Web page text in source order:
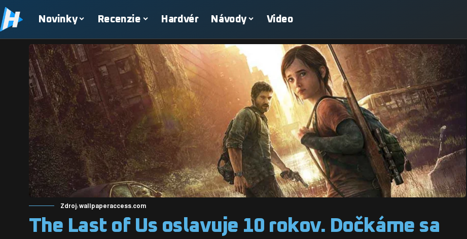
Novinky Recenzie Hardvér Návody Video
Zdroj: wallpaperaccess.com
The Last of Us oslavuje 10 rokov. Dočkáme sa